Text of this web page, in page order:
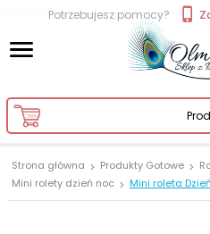
Potrzebujesz pomocy?
Strona główna Produkty Gotowe
Mini rolety dzień noc
Mini roleta